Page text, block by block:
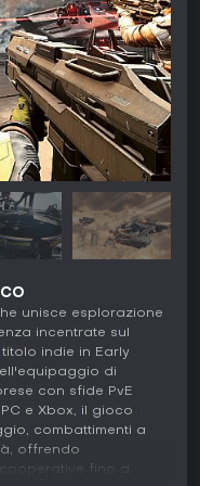
unisce esplorazione
incentrate sul
indie in Early
di
con sfide PvE
e Xbox, il gioco
combattimenti a
offrendo
fino a